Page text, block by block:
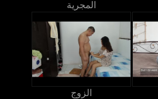
المجرية
الزوج